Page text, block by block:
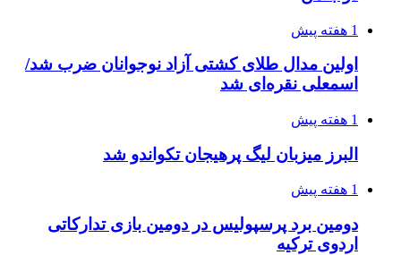
1 هفته پیش
اولین مدال طلای کشتی آزاد نوجوانان ضرب شد/
اسمعلی نقره‌ای شد
1 هفته پیش
البرز میزبان لیگ پرهیجان تکواندو شد
1 هفته پیش
دومین برد پرسپولیس در دومین بازی تدارکاتی
اردوی ترکیه